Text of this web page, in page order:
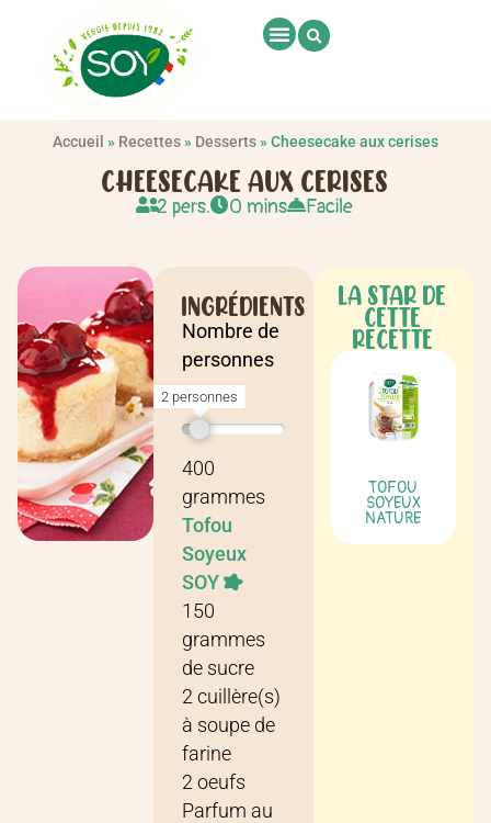
Accueil » Recettes » Desserts » Cheesecake aux cerises
CHEESECAKE AUX CERISES
2 pers. 0 mins Facile
INGRÉDIENTS
Nombre de
personnes
2 personnes
Recette pour
400
grammes
Tofou
Soyeux
SOY
150
grammes
desucre
2 cuillère(s)
à soupe de
farine
2 oeufs
Parfum au
LA STAR DE
CETTE
RECETTE
TOFOU
SOYEUX
NATURE